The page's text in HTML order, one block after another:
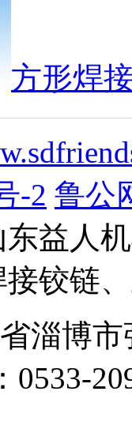
方形焊
-2 鲁公
益人
铰链
淄博
0533-